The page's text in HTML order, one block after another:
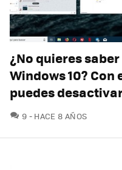
¿No quieres
Windows 10?
puedes
9 COMENTARIOS
HACE 8 AÑOS